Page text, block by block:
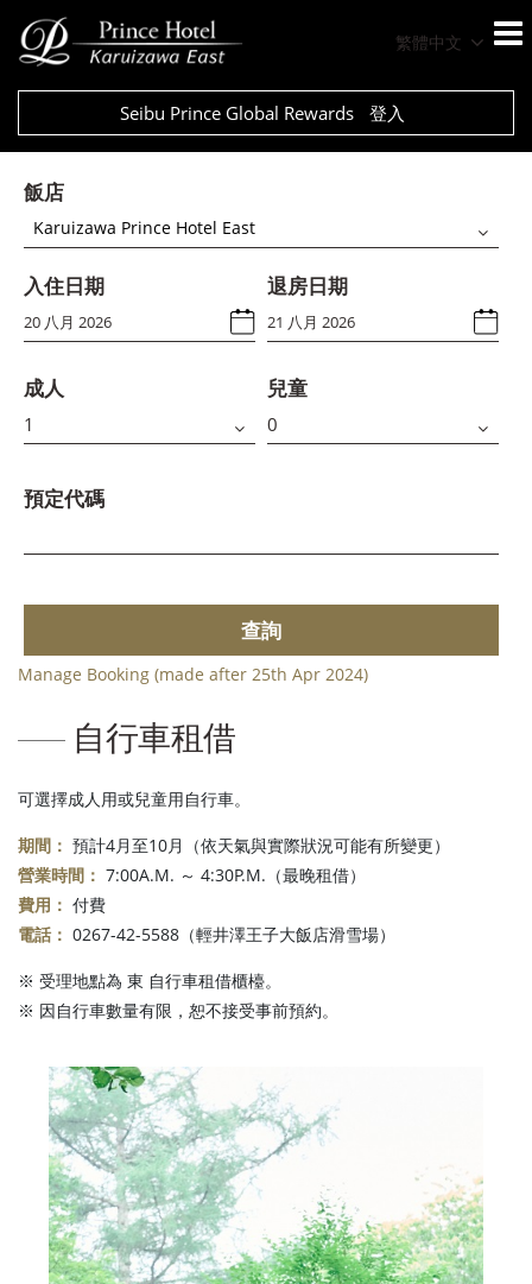
繁體中文
Seibu Prince Global Rewards 登入
飯店
Karuizawa Prince Hotel East
入住日期 退房日期
成人 兒童
預定代碼
查詢
Manage Booking (made after 25th Apr 2024)
自行車租借
可選擇成人用或兒童用自行車。
期間： 預計4月至10月（依天氣與實際狀況可能有所變更）
營業時間： 7:00A.M. ～ 4:30P.M.（最晚租借）
費用： 付費
電話： 0267-42-5588（輕井澤王子大飯店滑雪場）
※ 受理地點為 東 自行車租借櫃檯。
※ 因自行車數量有限，恕不接受事前預約。